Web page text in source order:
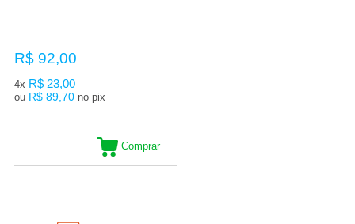
R$ 92,00
4x R$ 23,00
ou R$ 89,70 no pix
Comprar